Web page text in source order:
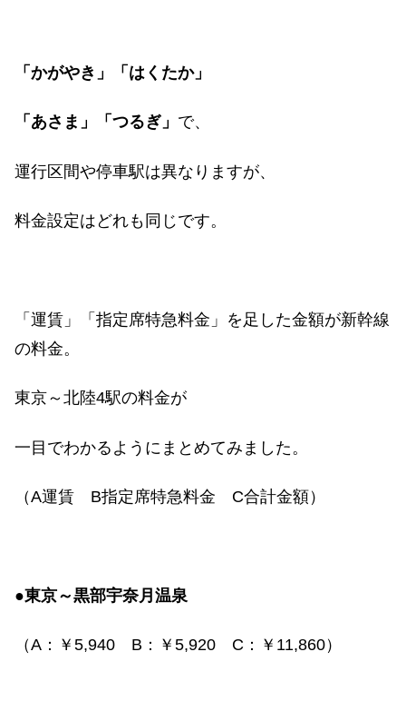
「かがやき」「はくたか」
「あさま」「つるぎ」 で、
運行区間や停車駅は異なりますが、
料金設定はどれも同じです。
「運賃」「指定席特急料金」を足した金額が新幹線
の料金。
東京～北陸4駅の料金が
一目でわかるようにまとめてみました。
（A運賃 B指定席特急料金 C合計金額）
●東京～黒部宇奈月温泉
（A ：￥ 5,940 B ：￥ 5,920 C ：￥ 11,860）